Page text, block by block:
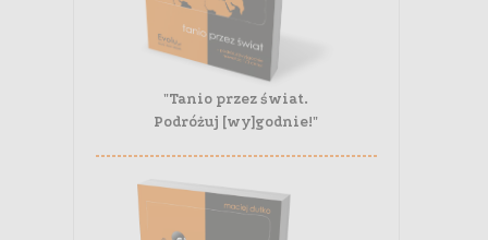
"Tanio przez świat.
Podróżuj [wy]godnie!"